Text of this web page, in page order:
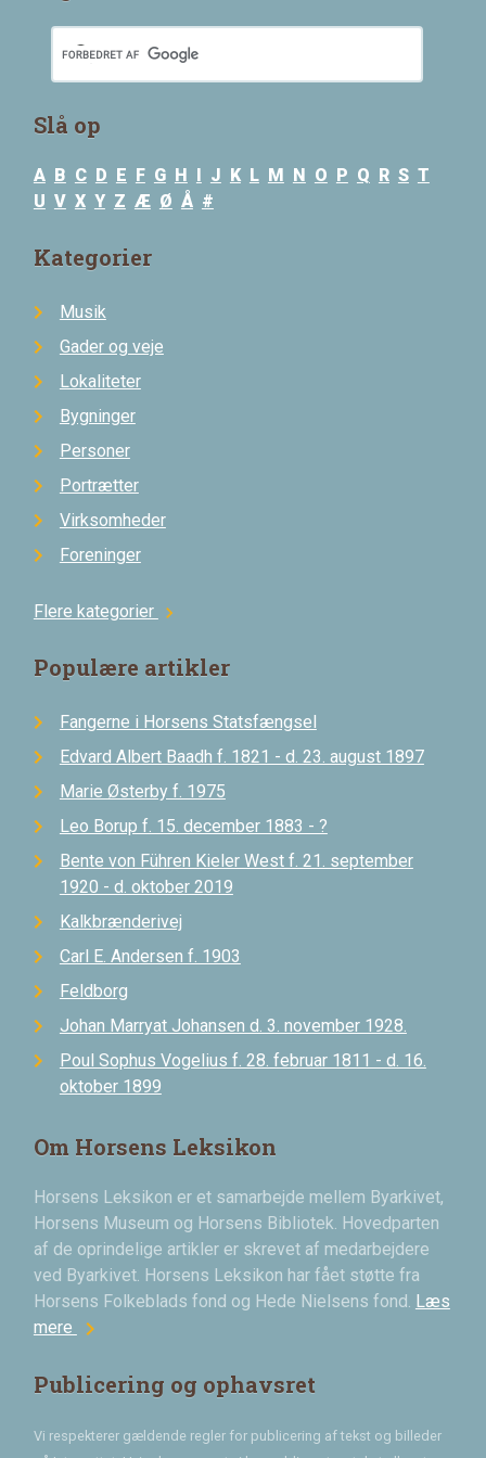
Slå op
A B C D E F G H J K L M N O P Q R S T
U V X Y Z Æ Ø Å #
Kategorier
Musik
Gader og veje
Lokaliteter
Bygninger
Personer
Portrætter
Virksomheder
Foreninger
Flere kategorier chevron_right
Populære artikler
Fangerne i Horsens Statsfængsel
Edvard Albert Baadh f. 1821 - d. 23. august 1897
Marie Østerby f. 1975
Leo Borup f. 15. december 1883 - ?
Bente von Führen Kieler West f. 21. september
1920 - d. oktober 2019
Kalkbrænderivej
Carl E. Andersen f. 1903
Feldborg
Johan Marryat Johansen d. 3. november 1928.
Poul Sophus Vogelius f. 28. februar 1811 - d. 16.
oktober 1899
Om Horsens Leksikon
Horsens Leksikon er et samarbejde mellem Byarkivet,
Horsens Museum og Horsens Bibliotek. Hovedparten
af de oprindelige artikler er skrevet af medarbejdere
ved Byarkivet. Horsens Leksikon har fået støtte fra
Horsens Folkeblads fond og Hede Nielsens fond. Læs
mere chevron_right
Publicering og ophavsret
Vi respekterer gældende regler for publicering af tekst og billeder